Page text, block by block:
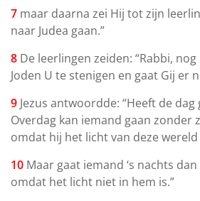
7 maar daarna zei Hij tot zijn
naar Judea gaan.”
8 De leerlingen zeiden: “Rabbi,
Joden U te stenigen en gaat Gij er
9 Jezus antwoordde: “Heeft de
Overdag kan iemand gaan zonder
omdat hij het licht van deze wereld
10 Maar gaat iemand ‘s nachts
omdat het licht niet in hem is.”